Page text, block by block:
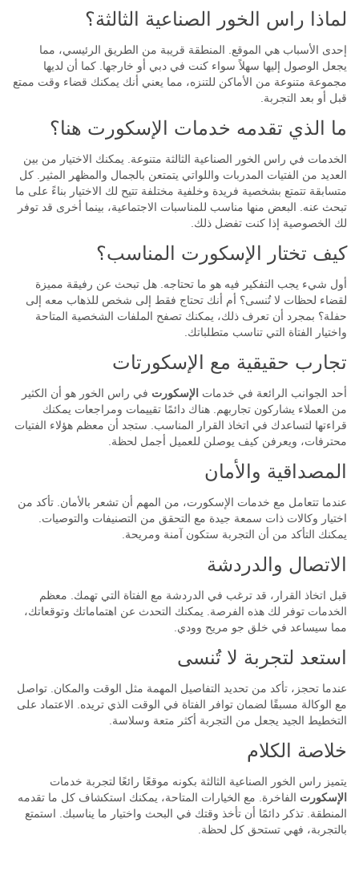
لماذا راس الخور الصناعية الثالثة؟
إحدى الأسباب هي الموقع. المنطقة قريبة من الطريق الرئيسي، مما
يجعل الوصول إليها سهلاً سواء كنت في دبي أو خارجها. كما أن لديها
مجموعة متنوعة من الأماكن للتنزه، مما يعني أنك يمكنك قضاء وقت ممتع
قبل أو بعد التجربة.
ما الذي تقدمه خدمات الإسكورت هنا؟
الخدمات في راس الخور الصناعية الثالثة متنوعة. يمكنك الاختيار من بين
العديد من الفتيات المدربات واللواتي يتمتعن بالجمال والمظهر المثير. كل
متسابقة تتمتع بشخصية فريدة وخلفية مختلفة تتيح لك الاختيار بناءً على ما
تبحث عنه. البعض منها مناسب للمناسبات الاجتماعية، بينما أخرى قد توفر
لك الخصوصية إذا كنت تفضل ذلك.
كيف تختار الإسكورت المناسب؟
أول شيء يجب التفكير فيه هو ما تحتاجه. هل تبحث عن رفيقة مميزة
لقضاء لحظات لا تُنسى؟ أم أنك تحتاج فقط إلى شخص للذهاب معه إلى
حفلة؟ بمجرد أن تعرف ذلك، يمكنك تصفح الملفات الشخصية المتاحة
واختيار الفتاة التي تناسب متطلباتك.
تجارب حقيقية مع الإسكورتات
أحد الجوانب الرائعة في خدمات الإسكورت في راس الخور هو أن الكثير
من العملاء يشاركون تجاربهم. هناك دائمًا تقييمات ومراجعات يمكنك
قراءتها لتساعدك في اتخاذ القرار المناسب. ستجد أن معظم هؤلاء الفتيات
محترفات، ويعرفن كيف يوصلن للعميل أجمل لحظة.
المصداقية والأمان
عندما تتعامل مع خدمات الإسكورت، من المهم أن تشعر بالأمان. تأكد من
اختيار وكالات ذات سمعة جيدة مع التحقق من التصنيفات والتوصيات.
يمكنك التأكد من أن التجربة ستكون آمنة ومريحة.
الاتصال والدردشة
قبل اتخاذ القرار، قد ترغب في الدردشة مع الفتاة التي تهمك. معظم
الخدمات توفر لك هذه الفرصة. يمكنك التحدث عن اهتماماتك وتوقعاتك،
مما سيساعد في خلق جو مريح وودي.
استعد لتجربة لا تُنسى
عندما تحجز، تأكد من تحديد التفاصيل المهمة مثل الوقت والمكان. تواصل
مع الوكالة مسبقًا لضمان توافر الفتاة في الوقت الذي تريده. الاعتماد على
التخطيط الجيد يجعل من التجربة أكثر متعة وسلاسة.
خلاصة الكلام
يتميز راس الخور الصناعية الثالثة بكونه موقعًا رائعًا لتجربة خدمات
الإسكورت الفاخرة. مع الخيارات المتاحة، يمكنك استكشاف كل ما تقدمه
المنطقة. تذكر دائمًا أن تأخذ وقتك في البحث واختيار ما يناسبك. استمتع
بالتجربة، فهي تستحق كل لحظة.